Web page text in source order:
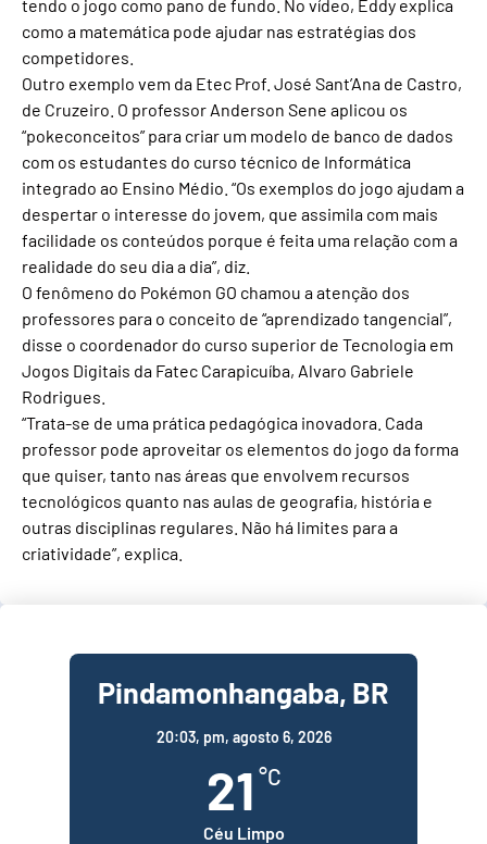
tendo o jogo como pano de fundo. No vídeo, Eddy explica
como a matemática pode ajudar nas estratégias dos
competidores.
Outro exemplo vem da Etec Prof. José Sant’Ana de Castro,
de Cruzeiro. O professor Anderson Sene aplicou os
“pokeconceitos” para criar um modelo de banco de dados
com os estudantes do curso técnico de Informática
integrado ao Ensino Médio. “Os exemplos do jogo ajudam a
despertar o interesse do jovem, que assimila com mais
facilidade os conteúdos porque é feita uma relação com a
realidade do seu dia a dia”, diz.
O fenômeno do Pokémon GO chamou a atenção dos
professores para o conceito de “aprendizado tangencial”,
disse o coordenador do curso superior de Tecnologia em
Jogos Digitais da Fatec Carapicuíba, Alvaro Gabriele
Rodrigues.
“Trata-se de uma prática pedagógica inovadora. Cada
professor pode aproveitar os elementos do jogo da forma
que quiser, tanto nas áreas que envolvem recursos
tecnológicos quanto nas aulas de geografia, história e
outras disciplinas regulares. Não há limites para a
criatividade”, explica.
Pindamonhangaba, BR
20:03, pm, agosto 6, 2026
21 °C
Céu Limpo